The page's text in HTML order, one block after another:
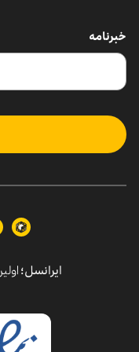
خبرنامه
ایرانسل؛